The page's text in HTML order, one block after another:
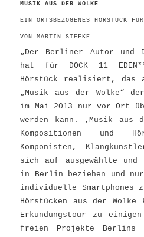
MUSIK AUS DER WOLKE
EIN ORTSBEZOGENES HÖRSTÜCK
VON MARTIN STEFKE
„Der Berliner Autor und
hat für DOCK 11
Hörstück realisiert, das
„Musik aus der Wolke“
im Mai 2013 nur vor Ort
werden kann. ‚Musik aus
Kompositionen und
Komponisten,
sich auf ausgewählte und
in Berlin beziehen und
individuelle Smartphones
Hörstücken aus der
Erkundungstour zu
freien Projekte Berlins